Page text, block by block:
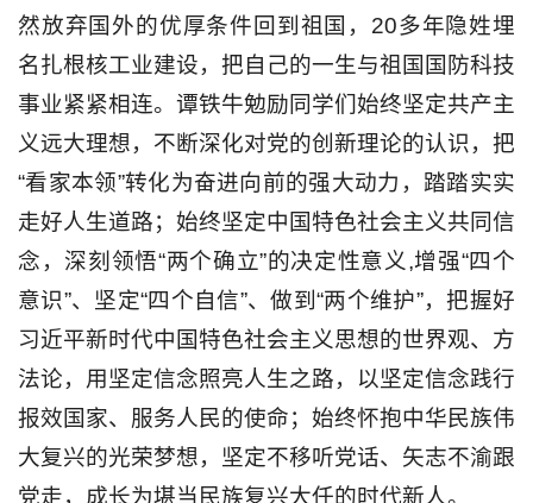
然放弃国外的优厚条件回到祖国，20多年隐姓埋
名扎根核工业建设，把自己的一生与祖国国防科技
事业紧紧相连。谭铁牛勉励同学们始终坚定共产主
义远大理想，不断深化对党的创新理论的认识，把
“看家本领”转化为奋进向前的强大动力，踏踏实实
走好人生道路；始终坚定中国特色社会主义共同信
念，深刻领悟“两个确立”的决定性意义,增强“四个
意识”、坚定“四个自信”、做到“两个维护”，把握好
习近平新时代中国特色社会主义思想的世界观、方
法论，用坚定信念照亮人生之路，以坚定信念践行
报效国家、服务人民的使命；始终怀抱中华民族伟
大复兴的光荣梦想，坚定不移听党话、矢志不渝跟
党走，成长为堪当民族复兴大任的时代新人。